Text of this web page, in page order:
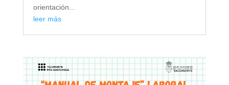
orientación...
leer más